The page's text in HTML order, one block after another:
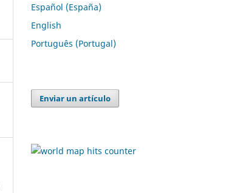
Español (España)
English
Português (Portugal)
Enviar un artículo